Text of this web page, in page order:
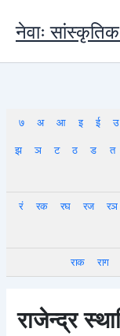
content
नेवाः
७ अ आ इ ई उ
झ
ञ ट ठ ड त
रं
रक रघ रज रञ
राक
राग
राजेन्द्र